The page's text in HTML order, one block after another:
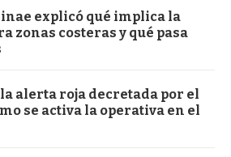
explicó qué implica la
zonas costeras y qué pasa
alerta roja decretada por el
se activa la operativa en el